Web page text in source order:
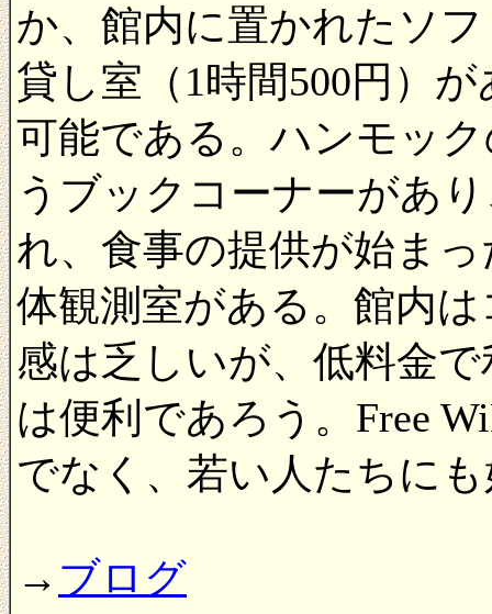
か、館内に置かれたソ
貸し室（1時間500円）
可能である。ハンモッ
うブックコーナーがあ
れ、食事の提供が始ま
体観測室がある。館内
感は乏しいが、低料金
は便利であろう。Free
でなく、若い人たちに
→ ブログ